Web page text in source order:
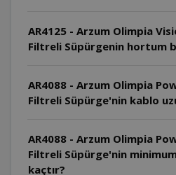
AR4125 - Arzum Olimpia
Filtreli Süpürgenin hortum
AR4088 - Arzum Olimpia
AR4088 - Arzum Olimpia
Filtreli Süpürge'nin
kaçtır?